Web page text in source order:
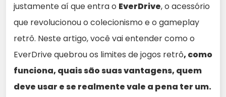
justamente aí que entra o EverDrive, o acessório
que revolucionou o colecionismo e o gameplay
retrô. Neste artigo, você vai entender como o
EverDrive quebrou os limites de jogos retrô, como
funciona, quais são suas vantagens, quem
deve usar e se realmente vale a pena ter um.